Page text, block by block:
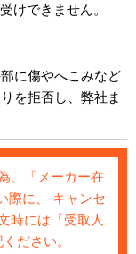
けできません。
に傷やへこみなど
を拒否し、弊社ま
、「メーカー在
際に、 キャンセ
時には「受取人
ださい。